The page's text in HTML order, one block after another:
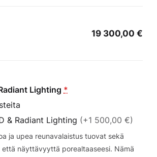
19 300,00 €
Lighting *
& Radiant Lighting (+1 500,00 €)
ja upea reunavalaistus tuovat sekä
näyttävyyttä porealtaaseesi. Nämä